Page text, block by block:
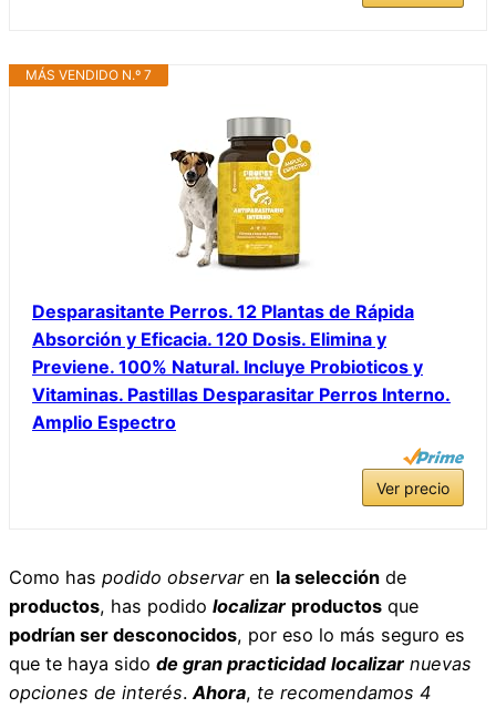
MÁS VENDIDO N.º 7
Desparasitante Perros. 12 Plantas de Rápida
Absorción y Eficacia. 120 Dosis. Elimina y
Previene. 100% Natural. Incluye Probioticos y
Vitaminas. Pastillas Desparasitar Perros Interno.
Amplio Espectro
Ver precio
Como has podido observaren la selección de
productos, has podido localizar productos que
podrían ser desconocidos, por eso lo más seguro es
que te haya sido de gran practicidad localizar nuevas
opciones de interés. Ahora, te recomendamos 4